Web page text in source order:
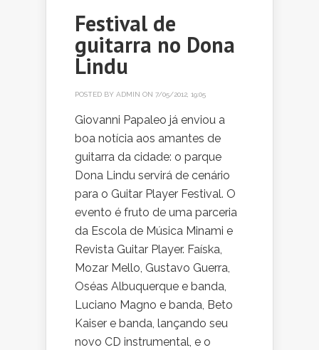
Festival de
guitarra no Dona
Lindu
POSTED BY ADMIN ON 7/05/2012, 19:05
Giovanni Papaleo já enviou a
boa notícia aos amantes de
guitarra da cidade: o parque
Dona Lindu servirá de cenário
para o Guitar Player Festival. O
evento é fruto de uma parceria
da Escola de Música Minami e
Revista Guitar Player. Faíska,
Mozar Mello, Gustavo Guerra,
Oséas Albuquerque e banda,
Luciano Magno e banda, Beto
Kaiser e banda, lançando seu
novo CD instrumental, e o